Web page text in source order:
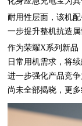
耐用性层面，该机
一步提升整机抗造
作为荣耀X系列新品
日常用机需求，将
进一步强化产品竞
尚未全部揭晓，更